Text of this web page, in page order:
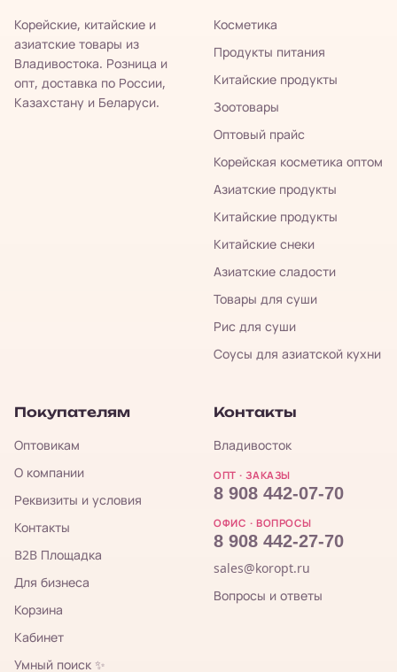
Корейские, китайские и
азиатские товары из
Владивостока. Розница и
опт, доставка по России,
Казахстану и Беларуси.
Косметика
Продукты питания
Китайские продукты
Зоотовары
Оптовый прайс
Корейская косметика оптом
Азиатские продукты
Китайские продукты
Китайские снеки
Азиатские сладости
Товары для суши
Рис для суши
Соусы для азиатской кухни
Покупателям
Оптовикам
О компании
Реквизиты и условия
Контакты
B2B Площадка
Для бизнеса
Корзина
Кабинет
Умный поиск ✨
Контакты
Владивосток
ОПТ · ЗАКАЗЫ
8 908 442-07-70
ОФИС · ВОПРОСЫ
8 908 442-27-70
sales@koropt.ru
Вопросы и ответы